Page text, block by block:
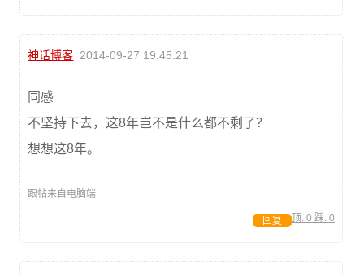
神话博客 2014-09-27 19:45:21
同感
不坚持下去，这8年岂不是什么都不剩了？
想想这8年。
跟帖来自电脑端
顶: 0 踩: 0
回复